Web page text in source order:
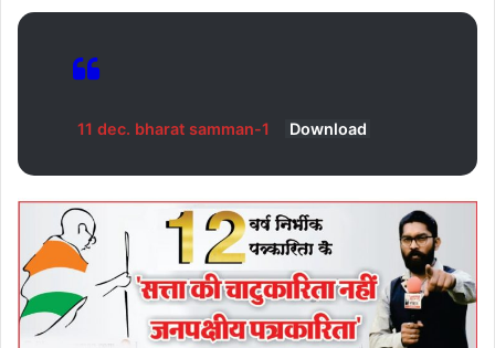
11 dec. bharat samman-1 Download